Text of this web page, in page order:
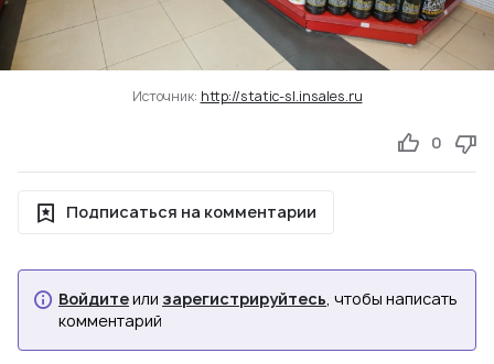
Источник: http://static-sl.insales.ru
0
Подписаться на комментарии
Войдитеили зарегистрируйтесь, чтобы написать
комментарий